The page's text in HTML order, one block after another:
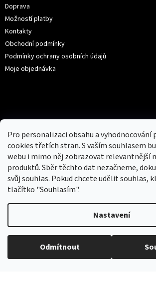
Pro personalizaci obsahu a vyhodnocování
cookies třetích stran. S vaším souhlasem
webu i mimo něj zobrazovat relevantnější
produktů. Sběr těchto dat nezačneme,
svůj souhlas. Pokud chcete udělit souhlas,
tlačítko "Souhlasím".
Nastavení
Odmítnout
Doprava
Možností platby
Kontakty
Obchodní podmínky
Podmínky ochrany osobních údajů
Moje objednávka
+420 776 222 271 (9:00-16:30)
Facebook